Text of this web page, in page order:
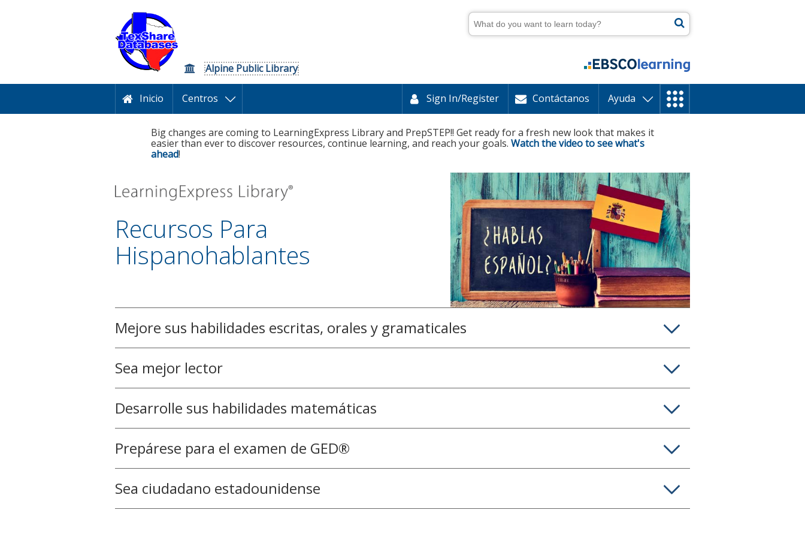
Alpine Public Library
dummy
label
What
do
Inicio Centros Sign In/Register Contáctanos Ayuda
button
Big changes are coming to LearningExpress Library and PrepSTEP!! Get ready for a fresh new look that makes it
easier than ever to discover resources, continue learning, and reach your goals. Watch the video to see what's
ahead!
Recursos Para
Hispanohablantes
Mejore sus habilidades escritas, orales y gramaticales
Sea mejor lector
Desarrolle sus habilidades matemáticas
Prepárese para el examen de GED®
Sea ciudadano estadounidense